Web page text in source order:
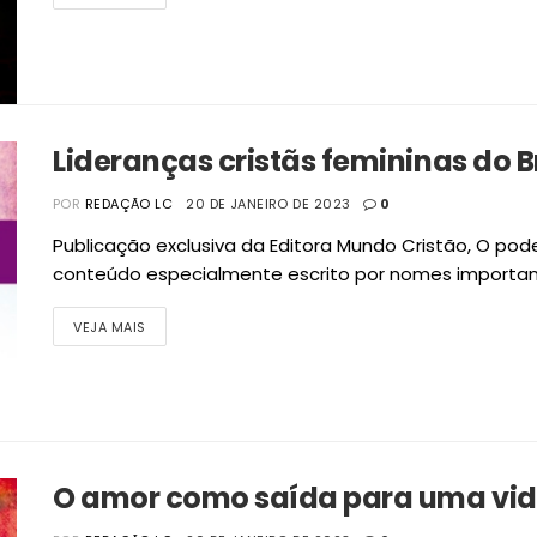
Lideranças cristãs femininas do
POR REDAÇÃO LC 20 DE JANEIRO DE 2023 0
Publicação exclusiva da Editora Mundo Cristão, O
conteúdo especialmente escrito por nomes
VEJA MAIS
O amor como saída para uma